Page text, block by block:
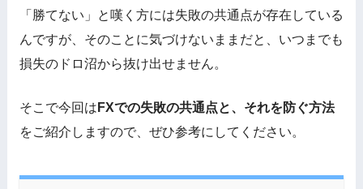
「勝てない」と嘆く方には失敗の共通点が存在している
んですが、そのことに気づけないままだと、いつまでも
損失のドロ沼から抜け出せません。
そこで今回は FXでの失敗の共通点と、それを防ぐ方法
をご紹介しますので、ぜひ参考にしてください。